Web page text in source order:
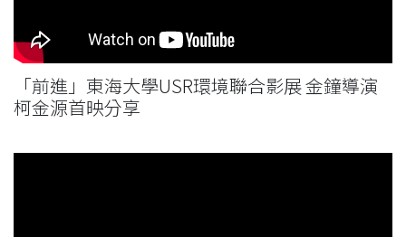
「前進」東海大學USR環境聯合影展 金鐘導演
柯金源首映分享